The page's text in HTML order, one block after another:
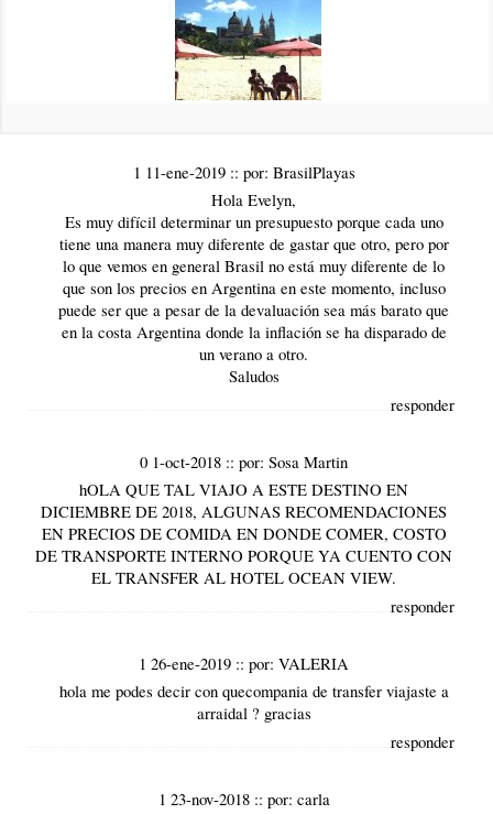
Estamos en la busca de hoteles, lugares para conocer... cenar....
Queremos saber el tema "economía" maso menos cuanta plata
teendriamos que llevar....
gracias!!!
1 11-ene-2019 :: por: BrasilPlayas
Hola Evelyn,
Es muy difícil determinar un presupuesto porque cada uno
tiene una manera muy diferente de gastar que otro, pero por
lo que vemos en general Brasil no está muy diferente de lo
que son los precios en Argentina en este momento, incluso
puede ser que a pesar de la devaluación sea más barato que
en la costa Argentina donde la inflación se ha disparado de
un verano a otro.
Saludos
responder
0 1-oct-2018 ::por:Sosa Martin
hOLA QUE TAL VIAJO A ESTE DESTINO EN
DICIEMBRE DE 2018, ALGUNAS RECOMENDACIONES
EN PRECIOS DE COMIDA EN DONDE COMER, COSTO
DE TRANSPORTE INTERNO PORQUE YA CUENTO CON
EL TRANSFER AL HOTEL OCEAN VIEW.
responder
1 26-ene-2019 ::por:VALERIA
hola me podes decir con quecompania de transfer viajaste a
arraidal ? gracias
responder
1 23-nov-2018 :: por: carla